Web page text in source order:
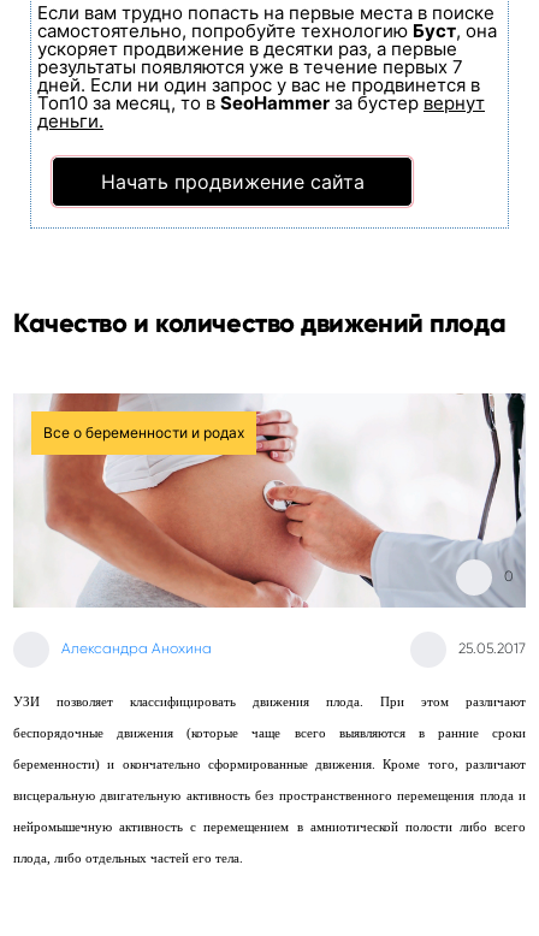
Если вам трудно попасть на первые места в поиске
самостоятельно, попробуйте технологию Буст, она
ускоряет продвижение в десятки раз, а первые
результаты появляются уже в течение первых 7
дней. Если ни один запрос у вас не продвинется в
Топ10 за месяц, то в SeoHammer за бустер вернут
деньги.
Начать продвижение сайта
Качество и количество движений плода
Все о беременности и родах
Александра Анохина 25.05.2017
0
УЗИ позволяет классифицировать движения плода. При этом различают
беспорядочные движения (которые чаще всего выявляются в ранние сроки
беременности) и окончательно сформированные движения. Кроме того, различают
висцеральную двигательную активность без пространственного перемещения плода и
нейромышечную активность с перемещением в амниотической полости либо всего
плода, либо отдельных частей его тела.